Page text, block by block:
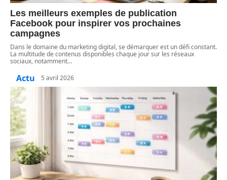
Les meilleurs exemples de publication
Facebook pour inspirer vos prochaines
campagnes
Dans le domaine du marketing digital, se démarquer est un défi constant.
La multitude de contenus disponibles chaque jour sur les réseaux
sociaux, notamment…
Actu 5 avril 2026